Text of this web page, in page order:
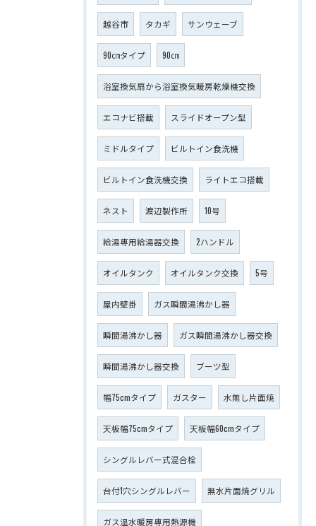
越谷市 タカギ サンウェーブ
90㎝タイプ 90㎝
浴室換気扇から浴室換気暖房乾燥機交換
エコナビ搭載 スライドオープン型
ミドルタイプ ビルトイン食洗機
ビルトイン食洗機交換 ライトエコ搭載
ネスト 渡辺製作所 10号
給湯専用給湯器交換 2ハンドル
オイルタンク オイルタンク交換 5号
屋内壁掛 ガス瞬間湯沸かし器
瞬間湯沸かし器 ガス瞬間湯沸かし器交換
瞬間湯沸かし器交換 ブーツ型
幅75cmタイプ ガスター 水無し片面焼
天板幅75cmタイプ 天板幅60cmタイプ
シングルレバー式混合栓
台付1穴シングルレバー 無水片面焼グリル
ガス温水暖房専用熱源機